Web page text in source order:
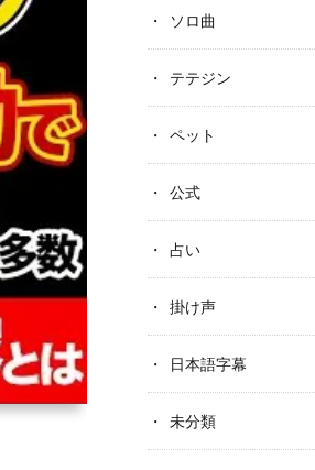
ソロ曲
テテジン
ペット
公式
占い
掛け声
日本語字幕
未分類